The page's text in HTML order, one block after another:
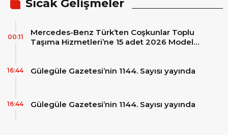
Sıcak Gelişmeler
Mercedes-Benz Türk’ten Coşkunlar Toplu
Taşıma Hizmetleri’ne 15 adet 2026 Model
00:11
Gülegüle Gazetesi’nin 1144. Sayısı yayında
16:44
Gülegüle Gazetesi’nin 1144. Sayısı yayında
16:44